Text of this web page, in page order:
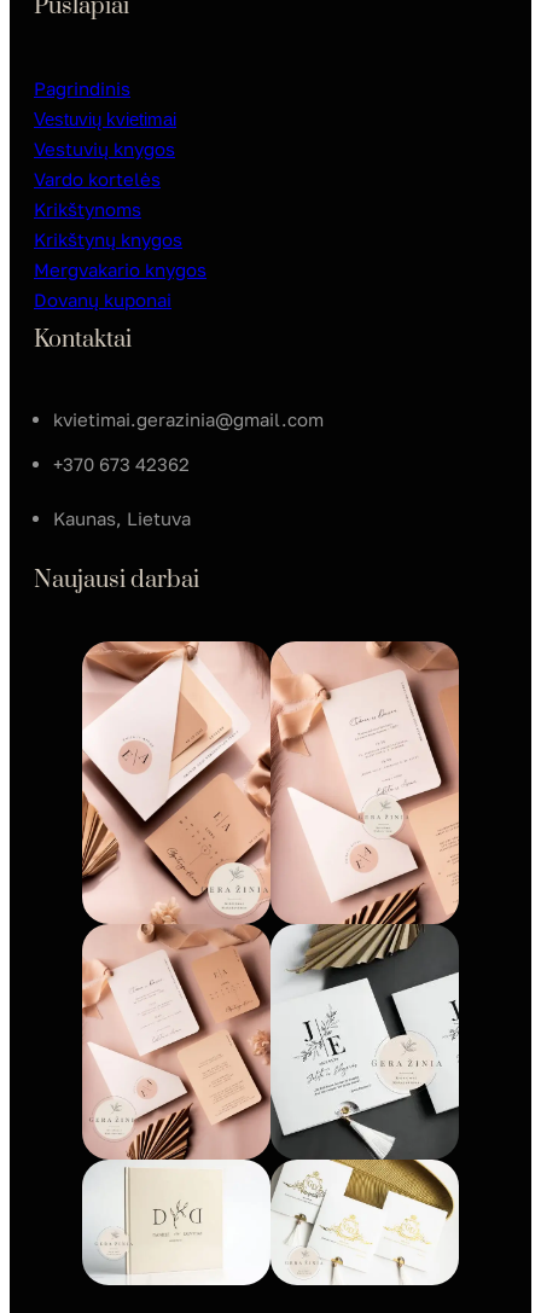
Puslapiai
Pagrindinis
Vestuvių kvietimai
Vestuvių knygos
Vardo kortelės
Krikštynoms
Krikštynų knygos
Mergvakario knygos
Dovanų kuponai
Kontaktai
kvietimai.gerazinia@gmail.com
+370 673 42362
Kaunas, Lietuva
Naujausi darbai